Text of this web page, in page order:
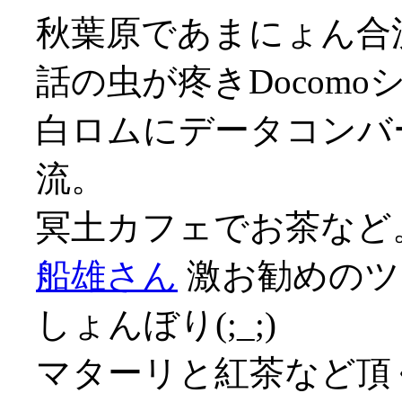
秋葉原であまにょん
話の虫が疼きDocomo
白ロムにデータコン
流。
冥土カフェでお茶など
船雄さん 激お勧めの
しょんぼり(;_;)
マターリと紅茶など頂